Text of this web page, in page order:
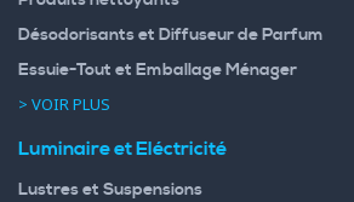
Désodorisants et Diffuseur de Parfum
Essuie-Tout et Emballage Ménager
> VOIR PLUS
Luminaire et Eléctricité
Lustres et Suspensions